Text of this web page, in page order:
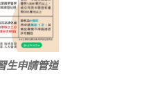
生申請管道